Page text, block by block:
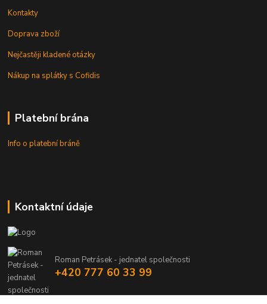
Kontakty
Doprava zboží
Nejčastěji kladené otázky
Nákup na splátky s Cofidis
Platební brána
Info o platební bráně
Kontaktní údaje
Roman Petrásek - jednatel společnosti
+420 777 60 33 99